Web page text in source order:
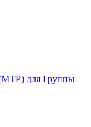
(МТР) для Группы